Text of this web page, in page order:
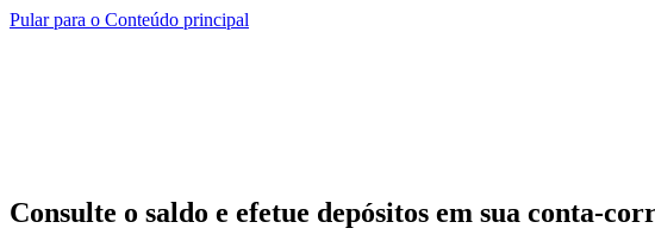
Pular para o Conteúdo principal
Consulte o saldo e efetue depósitos em sua conta-